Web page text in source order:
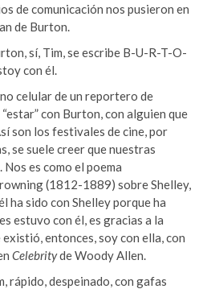
de comunicación nos pusieron en
de Burton.
sí, Tim, se escribe B-U-R-T-O-
con él.
celular de un reportero de
con Burton, con alguien que
son los festivales de cine, por
se suele creer que nuestras
es como el poema
(1812-1889) sobre Shelley,
ha sido con Shelley porque ha
estuvo con él, es gracias a la
existió, entonces, soy con ella, con
Celebrityde Woody Allen.
rápido, despeinado, con gafas